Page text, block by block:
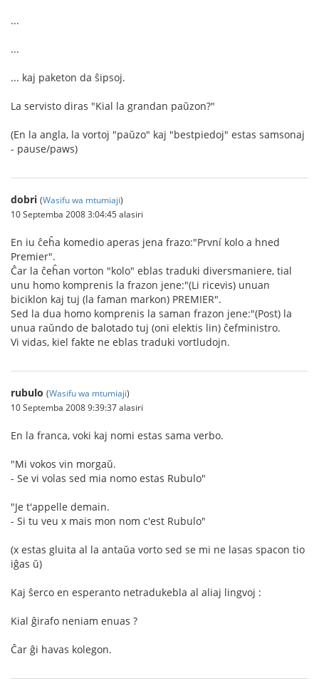
...
...
... kaj paketon da ŝipsoj.
La servisto diras "Kial la grandan paŭzon?"
(En la angla, la vortoj "paŭzo" kaj "bestpiedoj" estas samsonaj
- pause/paws)
dobri (Wasifu wa mtumiaji)
10 Septemba 2008 3:04:45 alasiri
En iu ĉeĥa komedio aperas jena frazo:"První kolo a hned
Premier".
Ĉar la ĉeĥan vorton "kolo" eblas traduki diversmaniere, tial
unu homo komprenis la frazon jene:"(Li ricevis) unuan
biciklon kaj tuj (la faman markon) PREMIER".
Sed la dua homo komprenis la saman frazon jene:"(Post) la
unua raŭndo de balotado tuj (oni elektis lin) ĉefministro.
Vi vidas, kiel fakte ne eblas traduki vortludojn.
rubulo (Wasifu wa mtumiaji)
10 Septemba 2008 9:39:37 alasiri
En la franca, voki kaj nomi estas sama verbo.
"Mi vokos vin morgaŭ.
- Se vi volas sed mia nomo estas Rubulo"
"Je t'appelle demain.
- Si tu veu x mais mon nom c'est Rubulo"
(x estas gluita al la antaŭa vorto sed se mi ne lasas spacon tio
iĝas ŭ)
Kaj ŝerco en esperanto netradukebla al aliaj lingvoj :
Kial ĝirafo neniam enuas ?
Ĉar ĝi havas kolegon.